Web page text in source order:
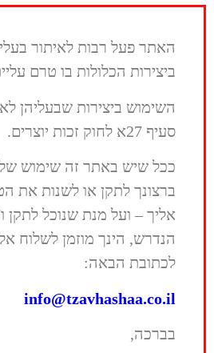
סאונד
>>
להקת
1989,
למוזיקה
התנסתה
>>
1994. כתב
האתר פעל רבות לאיתור בעלי
ביצירות הכלולות בו טרם
השימוש ביצירות שבעליהן
סעיף 27א לחוק זכות יוצרים.
ככל שיש באתר זה שימוש
ברצונך לתקן או לשנות את
אליך – ועל מנת שנוכל לתקן
הנדרש, הינך מוזמן לשלוח
לכתובת הבאה:
info@tzavhashaa.co.il
בברכה,